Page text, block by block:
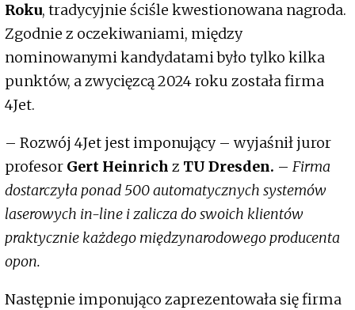
Roku, tradycyjnie ściśle kwestionowana nagroda.
Zgodnie z oczekiwaniami, między
nominowanymi kandydatami było tylko kilka
punktów, a zwycięzcą 2024 roku została firma
4Jet.
– Rozwój 4Jet jest imponujący – wyjaśnił juror
profesor Gert Heinrich z TU Dresden. – Firma
dostarczyła ponad 500 automatycznych systemów
laserowych in-line i zalicza do swoich klientów
praktycznie każdego międzynarodowego producenta
opon.
Następnie imponująco zaprezentowała się firma